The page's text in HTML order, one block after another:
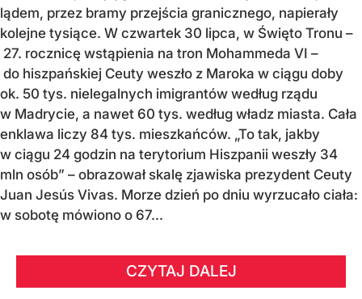
lądem, przez bramy przejścia granicznego, napierały
kolejne tysiące. W czwartek 30 lipca, w Święto Tronu –
27. rocznicę wstąpienia na tron Mohammeda VI –
do hiszpańskiej Ceuty weszło z Maroka w ciągu doby
ok. 50 tys. nielegalnych imigrantów według rządu
w Madrycie, a nawet 60 tys. według władz miasta. Cała
enklawa liczy 84 tys. mieszkańców. „To tak, jakby
w ciągu 24 godzin na terytorium Hiszpanii weszły 34
mln osób” – obrazował skalę zjawiska prezydent Ceuty
Juan Jesús Vivas. Morze dzień po dniu wyrzucało ciała:
w sobotę mówiono o 67...
CZYTAJ DALEJ